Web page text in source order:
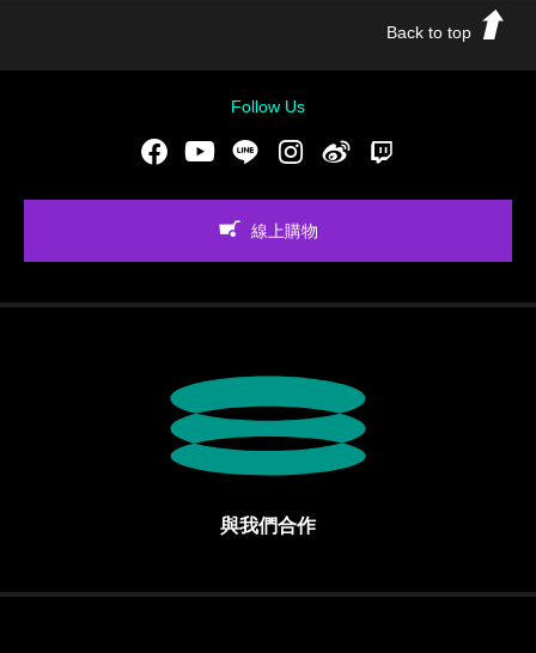
Back to top
Follow Us
FacebookYoutubeLINE Instgram新浪微博
線上購物
與我們合作